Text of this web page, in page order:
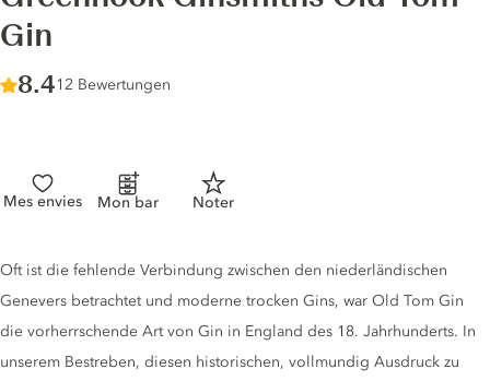
Gin
Score :
8.4/ 10
12 Bewertungen
Mes envies Mon bar Noter
Gin description
Oft ist die fehlende Verbindung zwischen den niederländischen
Genevers betrachtet und moderne trocken Gins, war Old Tom Gin
die vorherrschende Art von Gin in England des 18. Jahrhunderts. In
unserem Bestreben, diesen historischen, vollmundig Ausdruck zu